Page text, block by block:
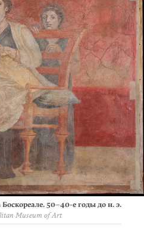
50–40-е годы до н. э.
Museum of Art